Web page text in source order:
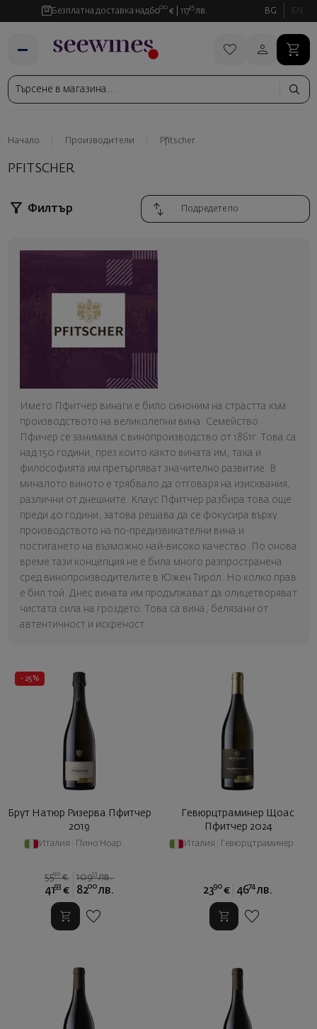
Безплатна доставка над6000 € 11735 лв. BG EN
Начало Производители Pfitscher
PFITSCHER
Филтър
Името Пфитчер винаги е било синоним на страстта към
производството на великолепни вина. Семейство
Пфичер се занимава с винопроизводство от 1861г. Това са
над 150 години, през които както вината им, така и
философията им претърпяват значително развитие. В
миналото виното е трябвало да отговаря на изисквания,
различни от днешните. Клаус Пфитчер разбира това още
преди 40 години, затова решава да се фокусира върху
производството на по-предизвикателни вина и
постигането на възможно най-високо качество. По онова
време тази концепция не е била много разпространена
сред винопроизводителите в Южен Тирол. Но колко прав
е бил той. Днес вината им продължават да олицетворяват
чистата сила на гроздето. Това са вина, белязани от
автентичност и искреност.
- 25%
Брут Натюр Ризерва Пфитчер
2019
Италия Пино Ноар
5590 € 10933 лв.
4193 € 8200 лв.
Гевюрцтраминер Щоас
Пфитчер 2024
Италия Гевюрцтраминер
2390 € 4674 лв.